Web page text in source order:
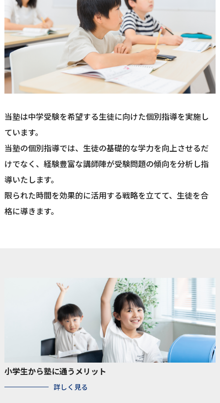
当塾は中学受験を希望する生徒に向けた個別指導を実施し
ています。
当塾の個別指導では、生徒の基礎的な学力を向上させるだ
けでなく、経験豊富な講師陣が受験問題の傾向を分析し指
導いたします。
限られた時間を効果的に活用する戦略を立てて、生徒を合
格に導きます。
小学生から塾に通うメリット
詳しく見る